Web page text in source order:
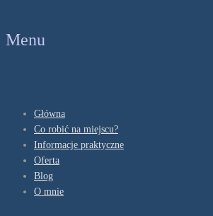
Menu
Główna
Co robić na miejscu?
Informacje praktyczne
Oferta
Blog
O mnie